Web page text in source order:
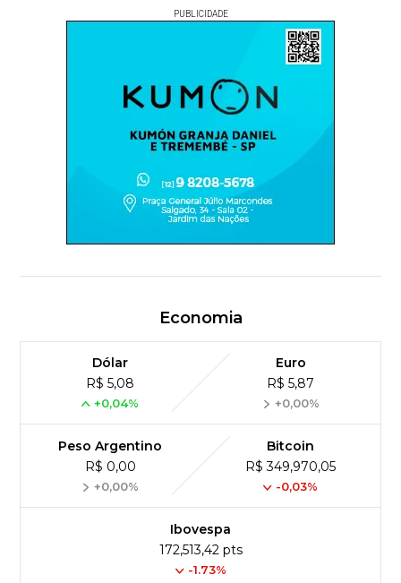
PUBLICIDADE
Economia
Dólar
R$ 5,08
+0,04%
Euro
R$ 5,87
+0,00%
Peso Argentino
R$ 0,00
+0,00%
Bitcoin
R$ 349,970,05
-0,03%
Ibovespa
172,513,42 pts
-1.73%